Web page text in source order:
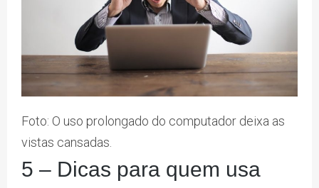
Foto: O uso prolongado do computador deixa as
vistas cansadas.
5 – Dicas para quem usa